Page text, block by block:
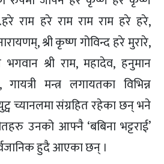
राम हरे राम राम राम हरे हरे,
श्री कृष्ण गोविन्द हरे मुरारे,
श्री राम, महादेव, हनुमान
मन्त्र लगायतका विभिन्न
च्यानलमा संग्रहित रहेका छन् भने
उनको आफ्नै ‘बबिना भट्टराई’
हुदै आएका छन् ।